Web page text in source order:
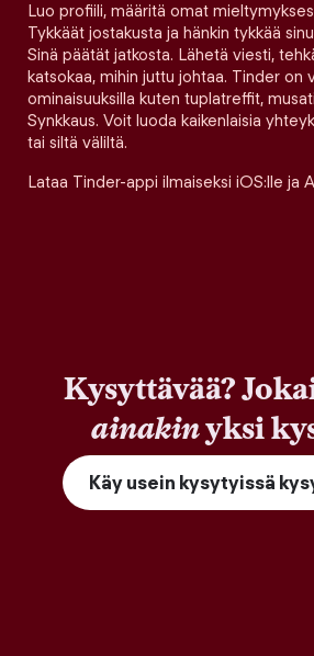
Luo profiili, määritä omat
Tykkäät jostakusta ja hänkin tykkää
Sinä päätät jatkosta. Lähetä viesti,
katsokaa, mihin juttu johtaa. Tinder on
ominaisuuksilla kuten tuplatreffit,
Synkkaus. Voit luoda kaikenlaisia
tai siltä väliltä.
Lataa Tinder-appi ilmaiseksi iOS:lle ja
Kysyttävää?
ainakinyksi
Käy usein kysytyissä